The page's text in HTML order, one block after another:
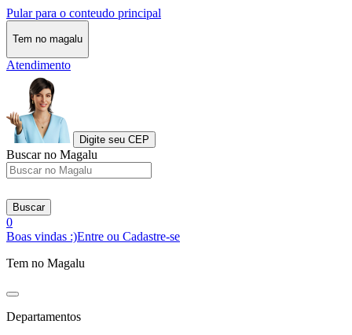
Pular para o conteudo principal
Tem no magalu
Atendimento
Digite seu CEP
Buscar no Magalu
Buscar
0
Boas vindas :)Entre ou Cadastre-se
Tem no Magalu
Departamentos